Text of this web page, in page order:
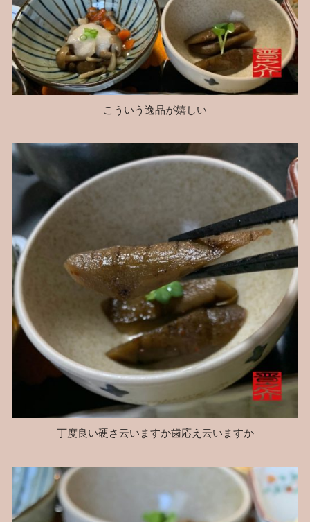
こういう逸品が嬉しい
丁度良い硬さ云いますか歯応え云いますか